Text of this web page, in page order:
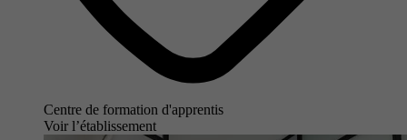
Centre de formation d'apprentis
Voir l’établissement